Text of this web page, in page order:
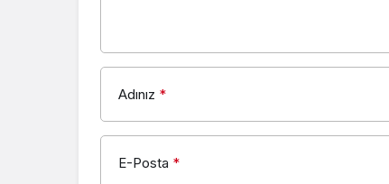
Adınız *
E-Posta *